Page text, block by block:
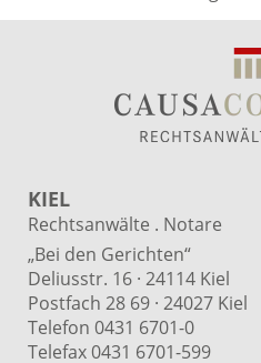
KIEL
Rechtsanwälte . Notare
„Bei den Gerichten“
Deliusstr. 16 · 24114 Kiel
Postfach 28 69 · 24027 Kiel
Telefon 0431 6701-0
Telefax 0431 6701-599